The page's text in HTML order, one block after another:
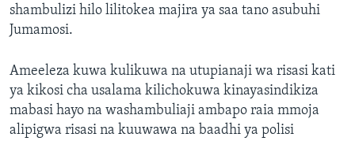
shambulizi hilo lilitokea majira ya saa tano asubuhi
Jumamosi.
Ameeleza kuwa kulikuwa na utupianaji wa risasi kati
ya kikosi cha usalama kilichokuwa kinayasindikiza
mabasi hayo na washambuliaji ambapo raia mmoja
alipigwa risasi na kuuwawa na baadhi ya polisi